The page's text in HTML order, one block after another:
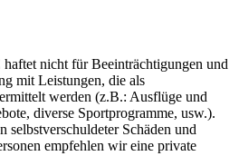
nicht für Beeinträchtigungen und
mit Leistungen, die als
werden (z.B.: Ausflüge und
diverse Sportprogramme, usw.).
selbstverschuldeter Schäden und
empfehlen wir eine private